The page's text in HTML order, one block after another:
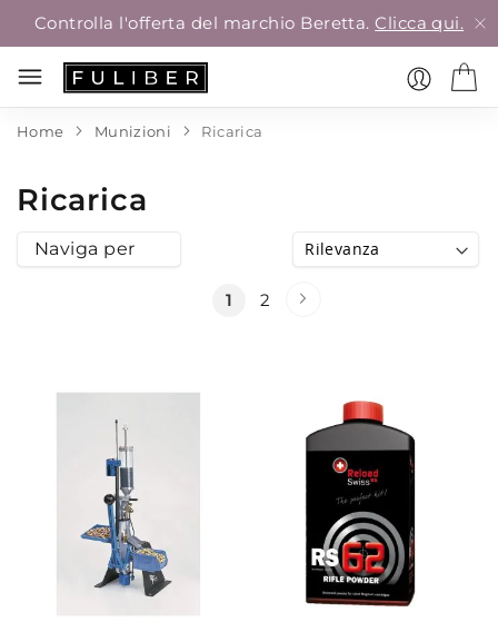
Controlla l'offerta del marchio Beretta.Clicca qui.
Home Munizioni Ricarica
Ricarica
Pagina
Attualmente
1 Pagina
2
Naviga per